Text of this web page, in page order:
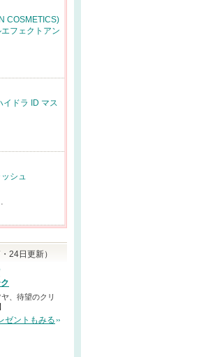
COSMETICS)
フェクトアン
イドラ ID マス
シュ
24日更新）
、待望のクリ
ゼントもみる